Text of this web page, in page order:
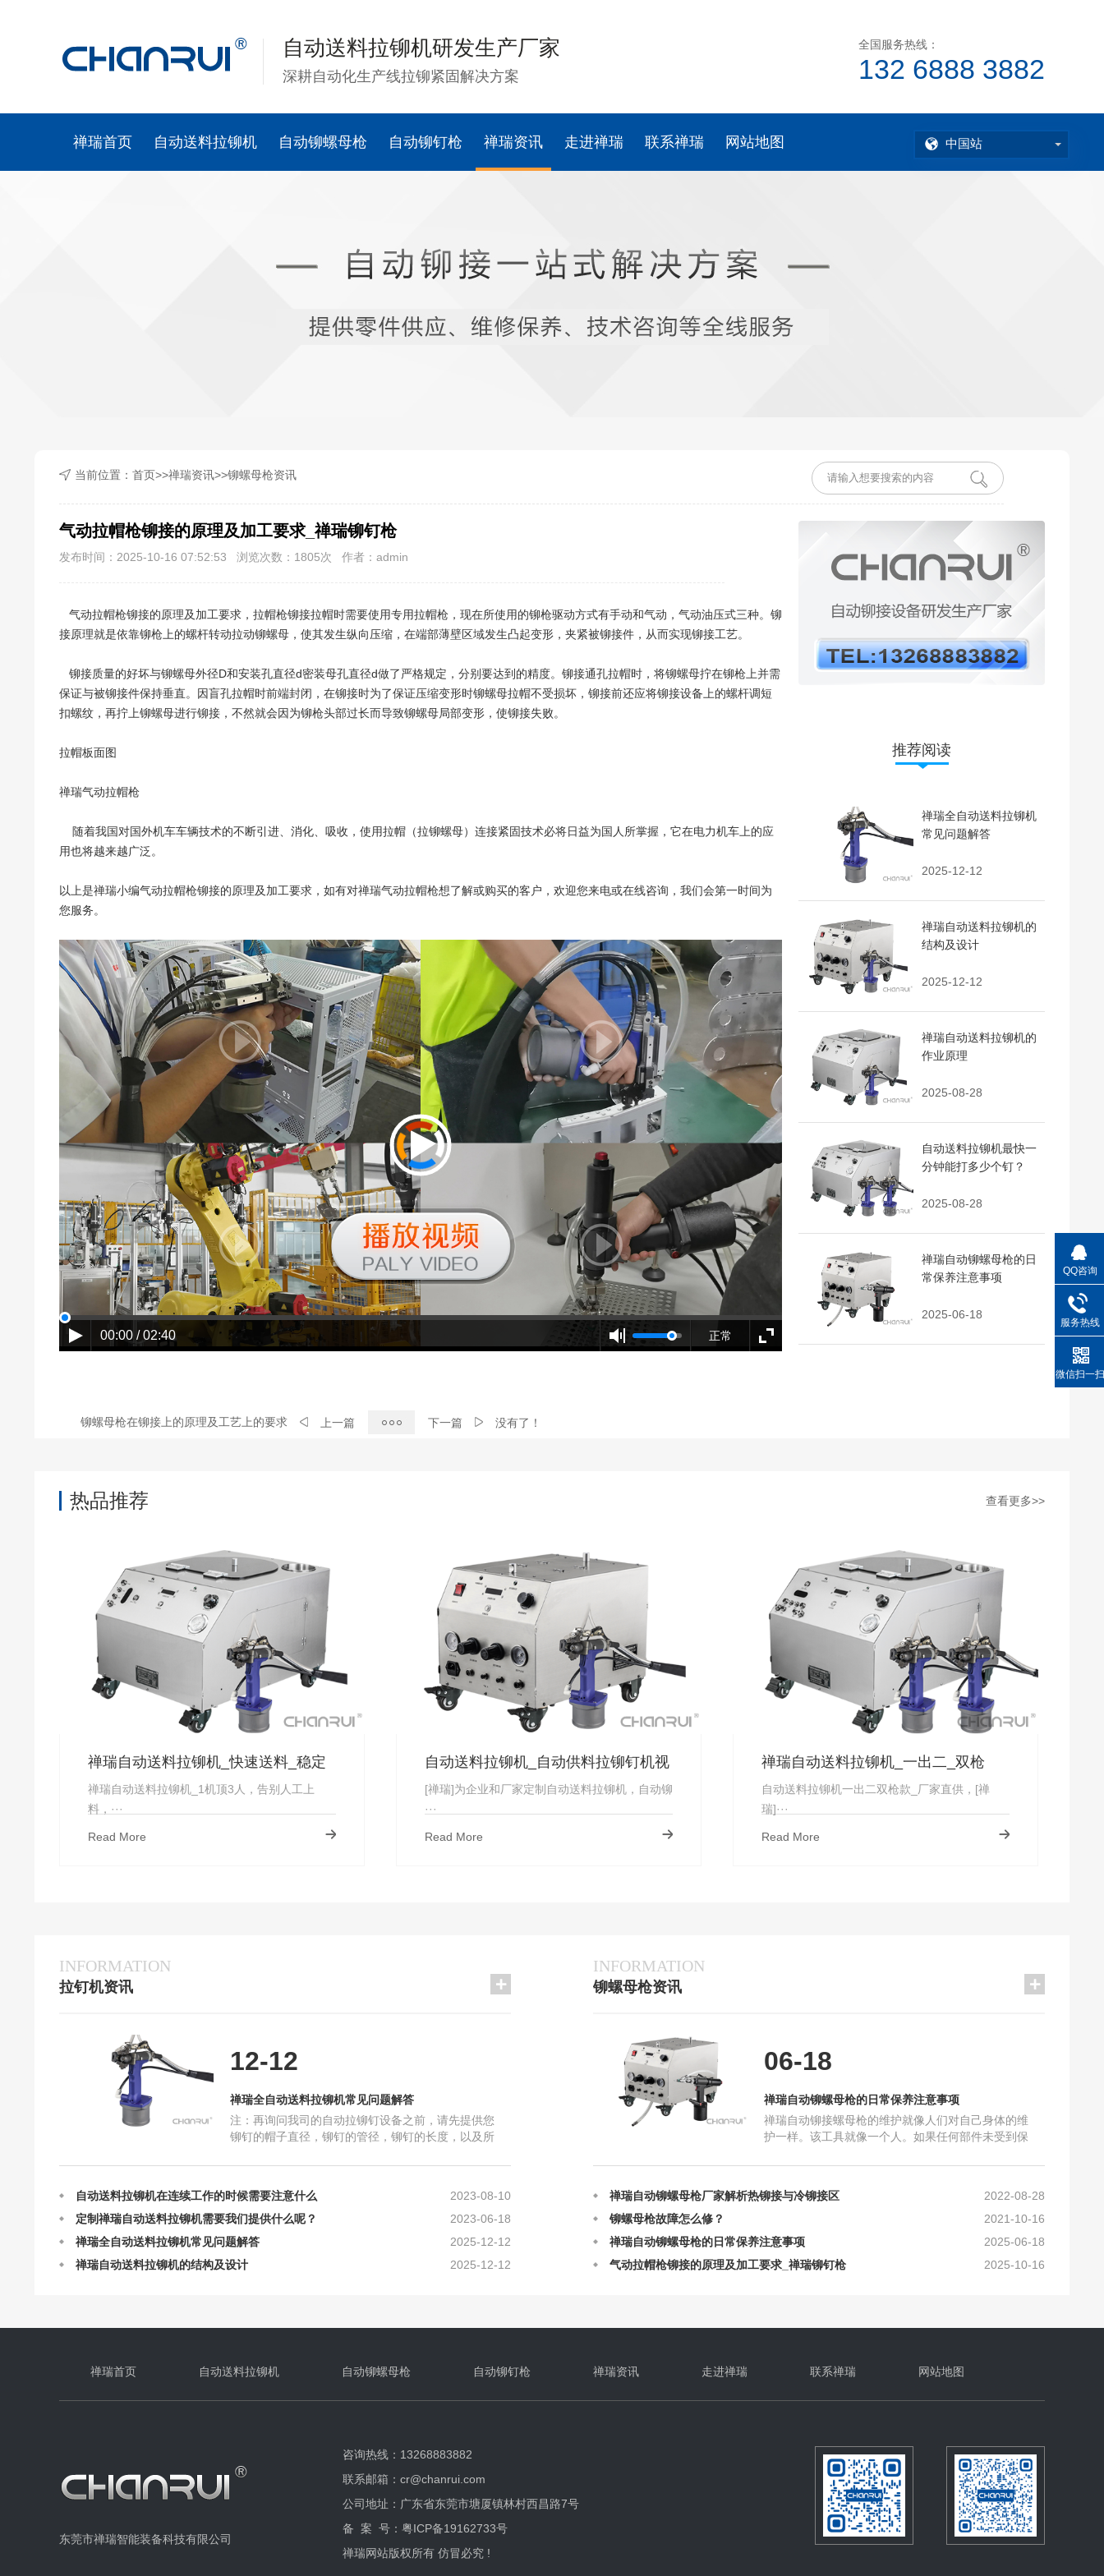
自动送料拉铆机研发生产厂家
深耕自动化生产线拉铆紧固解决方案
全国服务热线：
132 6888 3882
禅瑞首页 自动送料拉铆机 自动铆螺母枪 自动铆钉枪 禅瑞资讯 走进禅瑞 联系禅瑞 网站地图 中国站
当前位置： 首页>>禅瑞资讯>>铆螺母枪资讯
气动拉帽枪铆接的原理及加工要求_禅瑞铆钉枪
发布时间：2025-10-16 07:52:53 浏览次数： 1805次 作者：admin
气动拉帽枪铆接的原理及加工要求，拉帽枪铆接拉帽时需要使用专用拉帽枪，现在所使用的铆枪驱动方式有手动和气动，气动油压式三种。铆
接原理就是依靠铆枪上的螺杆转动拉动铆螺母，使其发生纵向压缩，在端部薄壁区域发生凸起变形，夹紧被铆接件，从而实现铆接工艺。
铆接质量的好坏与铆螺母外径D和安装孔直径d密装母孔直径d做了严格规定，分别要达到的精度。铆接通孔拉帽时，将铆螺母拧在铆枪上并需
保证与被铆接件保持垂直。因盲孔拉帽时前端封闭，在铆接时为了保证压缩变形时铆螺母拉帽不受损坏，铆接前还应将铆接设备上的螺杆调短
扣螺纹，再拧上铆螺母进行铆接，不然就会因为铆枪头部过长而导致铆螺母局部变形，使铆接失败。
拉帽板面图
禅瑞气动拉帽枪
随着我国对国外机车车辆技术的不断引进、消化、吸收，使用拉帽（拉铆螺母）连接紧固技术必将日益为国人所掌握，它在电力机车上的应
用也将越来越广泛。
以上是禅瑞小编气动拉帽枪铆接的原理及加工要求，如有对禅瑞气动拉帽枪想了解或购买的客户，欢迎您来电或在线咨询，我们会第一时间为
您服务。
00:00 / 02:40 正常
铆螺母枪在铆接上的原理及工艺上的要求 上一篇 下一篇 没有了！
推荐阅读
禅瑞全自动送料拉铆机
常见问题解答
2025-12-12
禅瑞自动送料拉铆机的
结构及设计
2025-12-12
禅瑞自动送料拉铆机的
作业原理
2025-08-28
自动送料拉铆机最快一
分钟能打多少个钉？
2025-08-28
禅瑞自动铆螺母枪的日
常保养注意事项
2025-06-18
热品推荐 查看更多>>
禅瑞自动送料拉铆机_快速送料_稳定
上钉_厂家直供-禅瑞
禅瑞自动送料拉铆机_1机顶3人，告别人工上
料，···
Read More
自动送料拉铆机_自动供料拉铆钉机视
频_厂家直供
[禅瑞]为企业和厂家定制自动送料拉铆机，自动铆
···
Read More
禅瑞自动送料拉铆机_一出二_双枪
自动送料拉铆机一出二双枪款_厂家直供，[禅
瑞]···
Read More
INFORMATION
拉钉机资讯
12-12
禅瑞全自动送料拉铆机常见问题解答
注：再询问我司的自动拉铆钉设备之前，请先提供您
铆钉的帽子直径，铆钉的管径，铆钉的长度，以及所
是平面的东西，那就选择
定制禅瑞自动送料拉铆机需要我们提供什么呢？
2025-12-12
禅瑞全自动送料拉铆机常见问题解答
禅瑞自动送料拉铆机的作业原理
自动送料拉铆机最快一分钟能打多少个钉？
抽芯铆钉在使用中一些常见问题和原因
禅瑞自动送料拉铆机选购指南全篇
2024-02-10
国产铆钉机和进口铆钉机哪个比较好
2023-06-18
定制禅瑞自动送料拉铆机需要我们提供什么呢？
2025-12-12
禅瑞全自动送料拉铆机常见问题解答
2025-12-12
禅瑞自动送料拉铆机的结构及设计
2025-08-28
禅瑞自动送料拉铆机的作业原理
INFORMATION
铆螺母枪资讯
06-18
禅瑞自动铆螺母枪的日常保养注意事项
禅瑞自动铆接螺母枪的维护就像人们对自己身体的维
护一样。该工具就像一个人。如果任何部件未受到保
因此，使用后必须清洁和
铆螺母枪故障怎么修？
2025-06-18
禅瑞自动铆螺母枪的日常保养注意事项
铆螺母枪在铆接上的原理及工艺上的要求
自动铆螺母枪应该如何正确的保养？
拉铆螺母的常见问题是什么？
禅瑞自动铆螺母枪和普通铆螺母枪的区别
2022-08-28
禅瑞自动铆螺母枪的用途和常见问题
2021-10-16
铆螺母枪故障怎么修？
2025-06-18
禅瑞自动铆螺母枪的日常保养注意事项
2025-10-16
气动拉帽枪铆接的原理及加工要求_禅瑞铆钉枪
2024-10-30
铆螺母枪在铆接上的原理及工艺上的要求
禅瑞首页 自动送料拉铆机 自动铆螺母枪 自动铆钉枪 禅瑞资讯 走进禅瑞 联系禅瑞 网站地图
东莞市禅瑞智能装备科技有限公司
咨询热线：13268883882
联系邮箱：cr@chanrui.com
公司地址：广东省东莞市塘厦镇林村西昌路7号
备 案 号： 粤ICP备19162733号
禅瑞网站版权所有 仿冒必究 !
QQ咨询
服务热线
微信扫一扫